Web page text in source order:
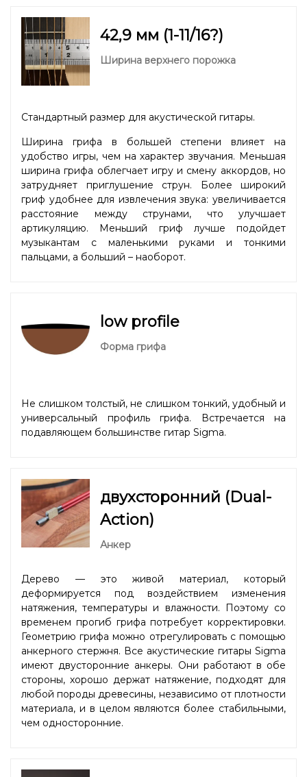
42,9 мм (1-11/16?)
Ширина верхнего порожка
Стандартный размер для акустической гитары.
Ширина грифа в большей степени влияет на
удобство игры, чем на характер звучания. Меньшая
ширина грифа облегчает игру и смену аккордов, но
затрудняет приглушение струн. Более широкий
гриф удобнее для извлечения звука: увеличивается
расстояние между струнами, что улучшает
артикуляцию. Меньший гриф лучше подойдет
музыкантам с маленькими руками и тонкими
пальцами, а больший – наоборот.
low profile
Форма грифа
Не слишком толстый, не слишком тонкий, удобный и
универсальный профиль грифа. Встречается на
подавляющем большинстве гитар Sigma.
двухсторонний (Dual-
Action)
Анкер
Дерево — это живой материал, который
деформируется под воздействием изменения
натяжения, температуры и влажности. Поэтому со
временем прогиб грифа потребует корректировки.
Геометрию грифа можно отрегулировать с помощью
анкерного стержня. Все акустические гитары Sigma
имеют двусторонние анкеры. Они работают в обе
стороны, хорошо держат натяжение, подходят для
любой породы древесины, независимо от плотности
материала, и в целом являются более стабильными,
чем односторонние.